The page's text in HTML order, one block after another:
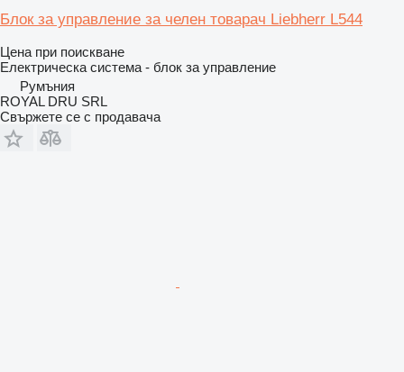
Блок за управление за челен товарач Liebherr L544
Цена при поискване
Електрическа система - блок за управление
Румъния
ROYAL DRU SRL
Свържете се с продавача